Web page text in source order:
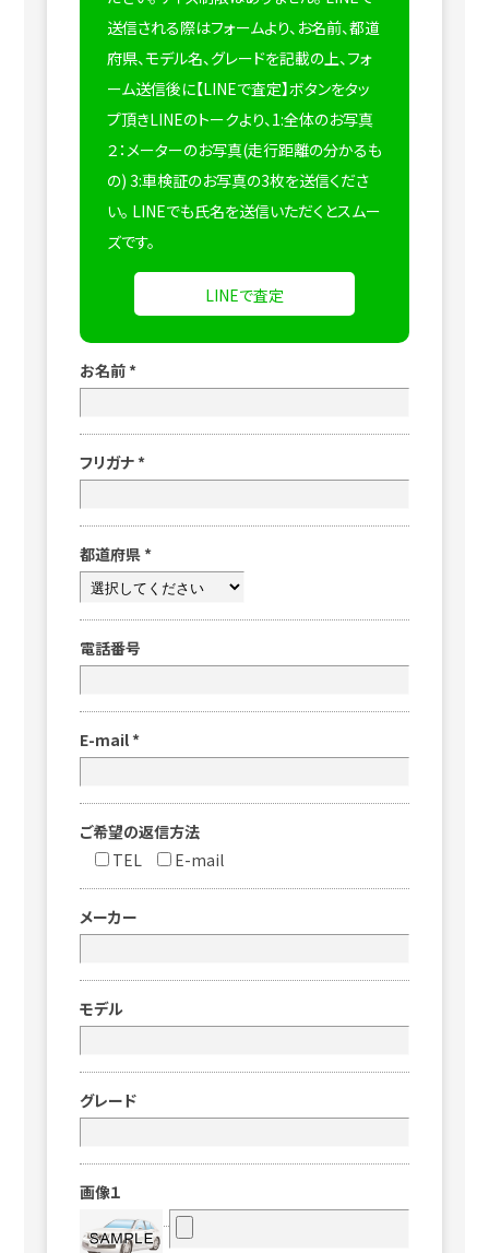
送信される際はフォームより、お名前、都道
府県、モデル名、グレードを記載の上、フォ
ーム送信後に【LINEで査定】ボタンをタッ
プ頂きLINEのトークより、1:全体のお写真
２：メーターのお写真(走行距離の分かるも
の) 3:車検証のお写真の3枚を送信くださ
い。 LINEでも氏名を送信いただくとスムー
ズです。
LINEで査定
お名前 *
フリガナ *
都道府県 *
電話番号
E-mail *
ご希望の返信方法
TEL
E-mail
メーカー
モデル
グレード
画像１